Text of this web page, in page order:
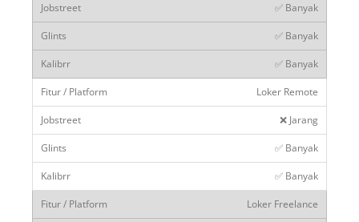
✅ Banyak
✅ Banyak
✅ Banyak
Loker Remote
❌ Jarang
✅ Banyak
✅ Banyak
Loker Freelance